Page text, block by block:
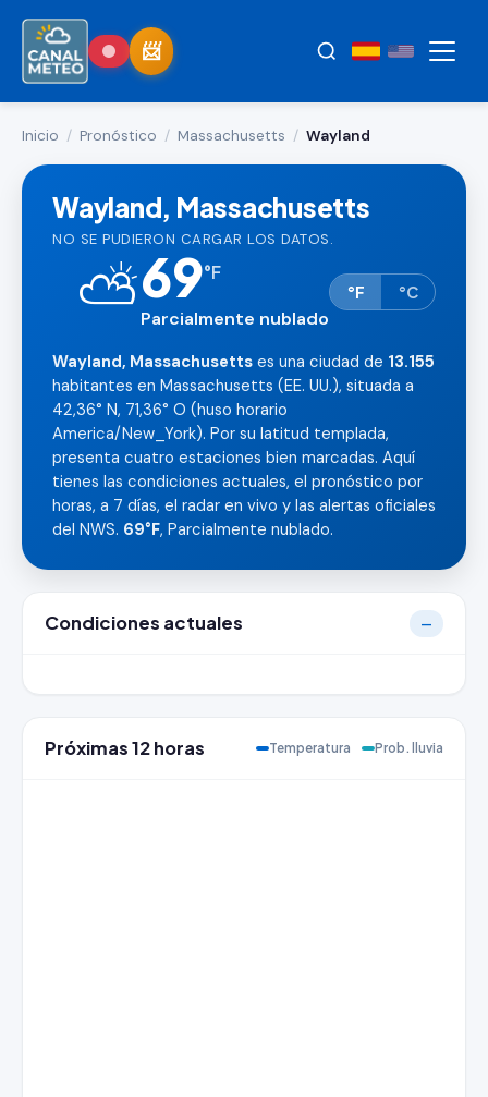
Inicio / Pronóstico / Massachusetts / Wayland
Wayland, Massachusetts
NO SE PUDIERON CARGAR LOS DATOS.
⛅69°F
Parcialmente nublado
°F °C
Wayland, Massachusetts es una ciudad de 13.155
habitantes en Massachusetts (EE. UU.), situada a
42,36° N, 71,36° O (huso horario
America/New_York). Por su latitud templada,
presenta cuatro estaciones bien marcadas. Aquí
tienes las condiciones actuales, el pronóstico por
horas, a 7 días, el radar en vivo y las alertas oficiales
del NWS. 69°F, Parcialmente nublado.
Condiciones actuales —
Próximas 12 horas Temperatura Prob. lluvia